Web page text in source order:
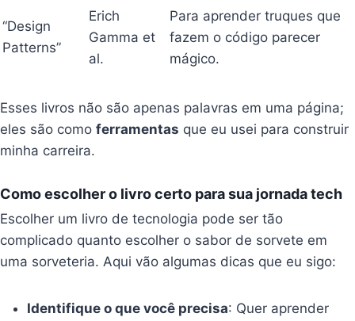
“Design
Patterns”
Erich
Gamma et
al.
Para aprender truques que
fazem o código parecer
mágico.
Esses livros não são apenas palavras em uma página;
eles são comoferramentas que eu usei para construir
minha carreira.
Como escolher o livro certo para sua jornada tech
Escolher um livro de tecnologia pode ser tão
complicado quanto escolher o sabor de sorvete em
uma sorveteria. Aqui vão algumas dicas que eu sigo:
Identifique o que você precisa: Quer aprender